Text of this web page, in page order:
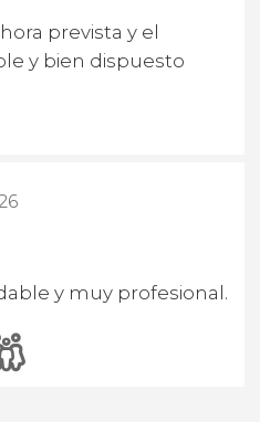
prevista y el
y bien dispuesto
y muy profesional.